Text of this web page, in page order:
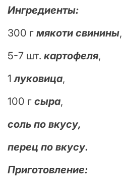
Ингредиенты:
300 г мякоти свинины,
5-7 шт. картофеля,
1луковица,
100 г сыра,
соль по вкусу,
перец по вкусу.
Приготовление: